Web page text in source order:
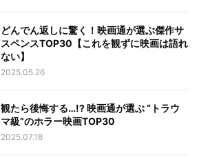
どんでん返しに驚く！映画通が選ぶ傑作サ
スペンスTOP30【これを観ずに映画は語れ
ない】
2025.05.26
観たら後悔する…!? 映画通が選ぶ “トラウ
マ級”のホラー映画TOP30
2025.07.18